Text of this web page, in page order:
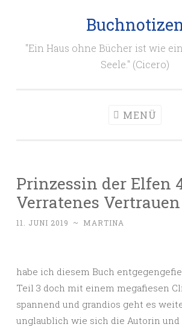
"Ein Haus ohne Bücher ist wie
Seele." (Cicero)
MENÜ
Prinzessin der Elfen
Verratenes Vertrauen
11. JUNI 2019 ~ MARTINA
habe ich diesem Buch
Teil 3 doch mit einem megafiesen
spannend und grandios geht es
unglaublich wie sich die Autorin und